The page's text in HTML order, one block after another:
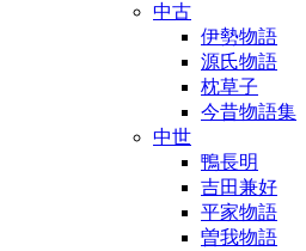
中古
伊勢物語
源氏物語
枕草子
今昔物語集
中世
鴨長明
吉田兼好
平家物語
曽我物語